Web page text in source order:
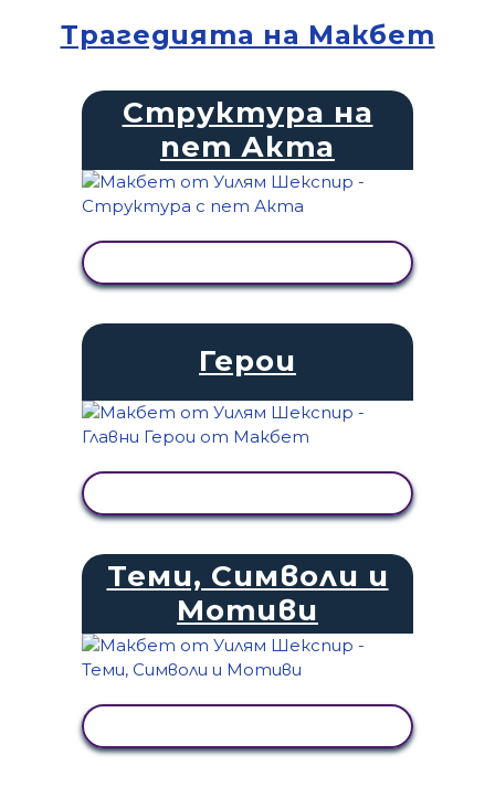
Трагедията на Макбет
Структура на
пет Акта
Герои
Теми, Символи и
Мотиви